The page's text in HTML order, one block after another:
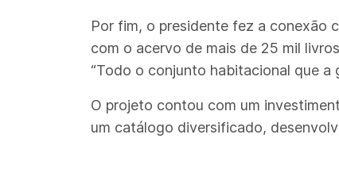
Por fim, o presidente fez a conexão
com o acervo de mais de 25 mil
“Todo o conjunto habitacional que a
O projeto contou com um
um catálogo diversificado,